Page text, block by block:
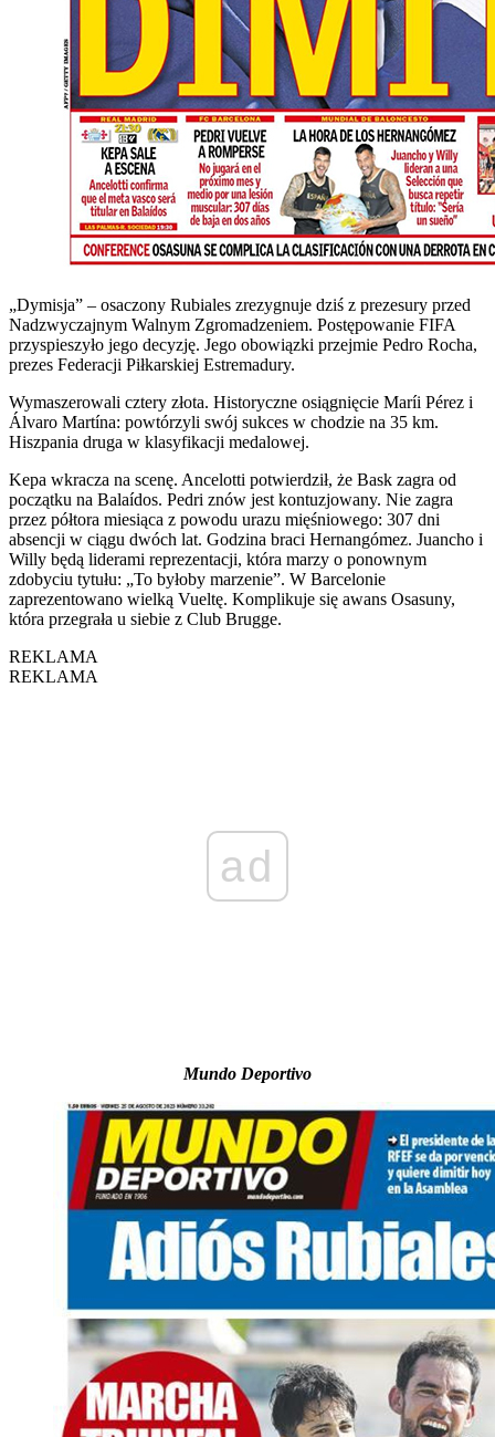
„Dymisja” – osaczony Rubiales zrezygnuje dziś z prezesury przed
Nadzwyczajnym Walnym Zgromadzeniem. Postępowanie FIFA
przyspieszyło jego decyzję. Jego obowiązki przejmie Pedro Rocha,
prezes Federacji Piłkarskiej Estremadury.
Wymaszerowali cztery złota. Historyczne osiągnięcie Maríi Pérez i
Álvaro Martína: powtórzyli swój sukces w chodzie na 35 km.
Hiszpania druga w klasyfikacji medalowej.
Kepa wkracza na scenę. Ancelotti potwierdził, że Bask zagra od
początku na Balaídos. Pedri znów jest kontuzjowany. Nie zagra
przez półtora miesiąca z powodu urazu mięśniowego: 307 dni
absencji w ciągu dwóch lat. Godzina braci Hernangómez. Juancho i
Willy będą liderami reprezentacji, która marzy o ponownym
zdobyciu tytułu: „To byłoby marzenie”. W Barcelonie
zaprezentowano wielką Vueltę. Komplikuje się awans Osasuny,
która przegrała u siebie z Club Brugge.
REKLAMA
REKLAMA
ad
Mundo Deportivo